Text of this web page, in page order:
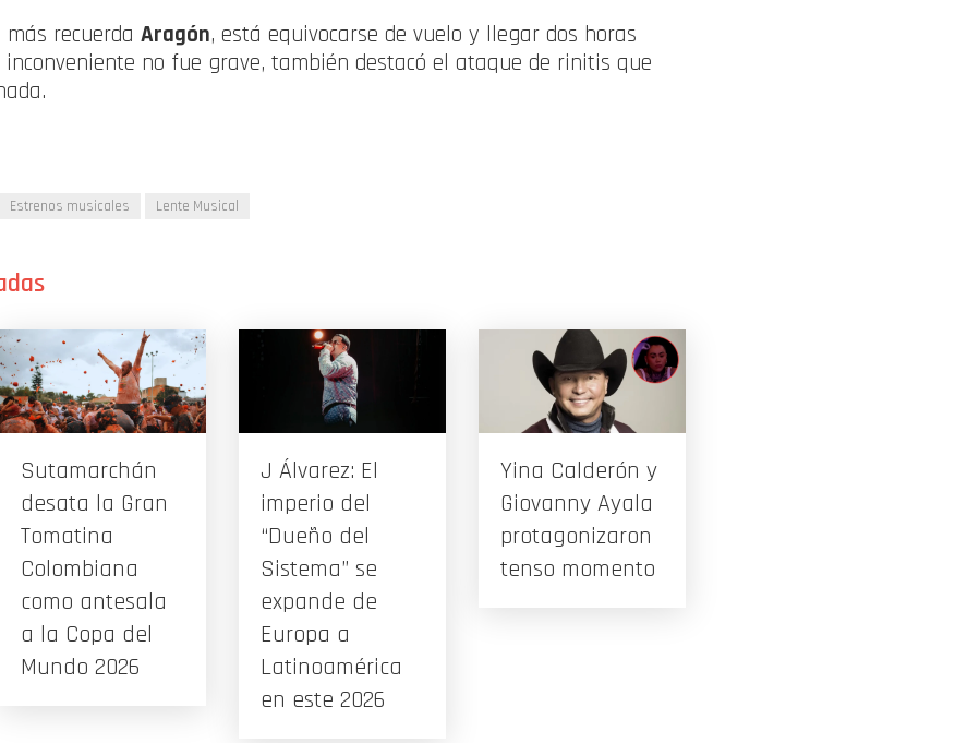
recuerda Aragón, está equivocarse de vuelo y llegar dos horas
no fue grave, también destacó el ataque de rinitis que
Estrenos musicales Lente Musical
Sutamarchán
desata la Gran
Tomatina
Colombiana
como antesala
a la Copa del
Mundo 2026
J Álvarez: El
imperio del
“Dueño del
Sistema” se
expande de
Europa a
Latinoamérica
en este 2026
Yina Calderón y
Giovanny Ayala
protagonizaron
tenso momento